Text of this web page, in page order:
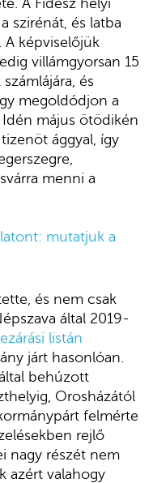
A Fidesz helyi
szirénát, és latba
képviselőjük
villámgyorsan 15
és
megoldódjon a
május ötödikén
ággyal, így
menni a
mutatjuk a
és nem csak
által 2019-
listán
járt hasonlóan.
behúzott
Orosházától
felmérte
rejlő
nagy részét nem
azért valahogy